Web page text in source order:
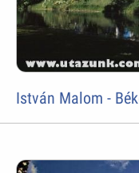
István Malom -